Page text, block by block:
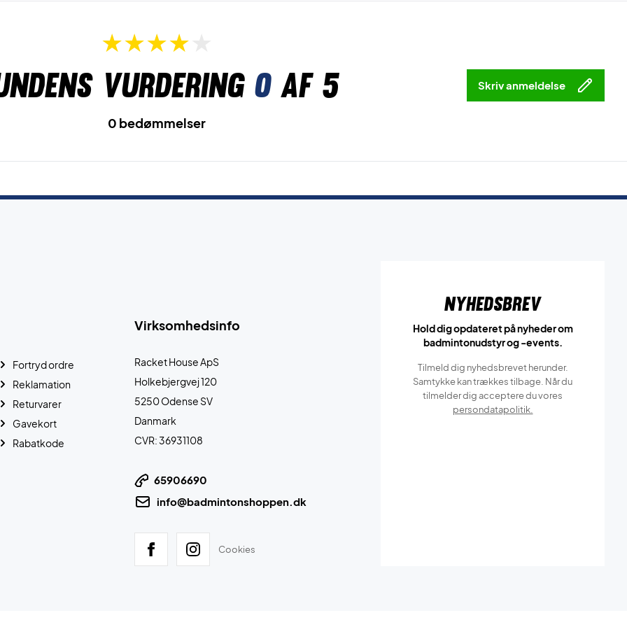
vurdering 0af 5 Skriv anmeldelse
0 bedømmelser
Virksomhedsinfo
Racket House ApS
Holkebjergvej 120
5250 Odense SV
Danmark
CVR: 36931108
65906690
info@badmintonshoppen.dk
Cookies
Fortryd ordre
Reklamation
Returvarer
Gavekort
Rabatkode
Nyhedsbrev
Hold dig opdateret på nyheder om
badmintonudstyr og -events.
Tilmeld dig nyhedsbrevet herunder.
Samtykke kan trækkes tilbage. Når du
tilmelder dig acceptere du vores
persondatapolitik.